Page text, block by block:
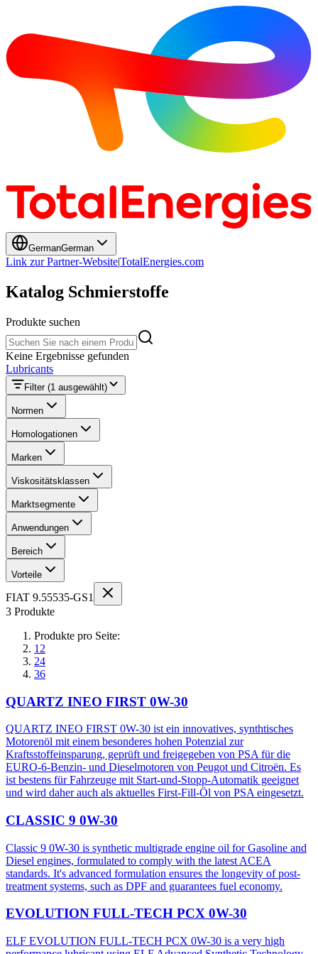
GermanGerman
Link zur Partner-Website|TotalEnergies.com
Katalog Schmierstoffe
Produkte suchen
Produkte suchen
Keine Ergebnisse gefunden
Lubricants
Filter(1 ausgewählt)
Normen
Homologationen
Marken
Viskositätsklassen
Marktsegmente
Anwendungen
Bereich
Vorteile
FIAT 9.55535-GS1
3 Produkte
Produkte pro Seite:
12
24
36
QUARTZ INEO FIRST 0W-30
QUARTZ INEO FIRST 0W-30 ist ein innovatives, synthtisches
Motorenöl mit einem besonderes hohen Potenzial zur
Kraftsstoffeinsparung, geprüft und freigegeben von PSA für die
EURO-6-Benzin- und Dieselmotoren von Peugot und Citroën. Es
ist bestens für Fahrzeuge mit Start-und-Stopp-Automatik geeignet
und wird daher auch als aktuelles First-Fill-Öl von PSA eingesetzt.
CLASSIC 9 0W-30
Classic 9 0W-30 is synthetic multigrade engine oil for Gasoline and
Diesel engines, formulated to comply with the latest ACEA
standards. It's advanced formulation ensures the longevity of post-
treatment systems, such as DPF and guarantees fuel economy.
EVOLUTION FULL-TECH PCX 0W-30
ELF EVOLUTION FULL-TECH PCX 0W-30 is a very high